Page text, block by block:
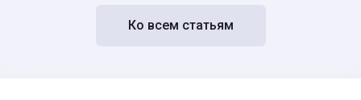
Ко всем статьям